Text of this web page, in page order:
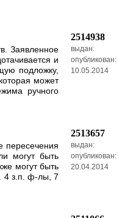
Заявленное
и
подложку,
может
ручного
2514938
выдан:
опубликован:
10.05.2014
пересечения
могут быть
могут быть
4 з.п. ф-лы, 7
2513657
выдан:
опубликован:
20.04.2014